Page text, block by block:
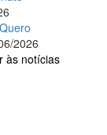
2026
às notícias